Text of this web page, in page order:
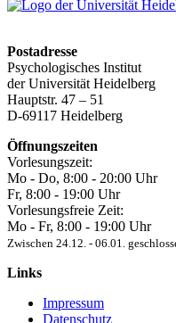
Postadresse
Psychologisches Institut
der Universität Heidelberg
Hauptstr. 47 – 51
D-69117 Heidelberg
Öffnungszeiten
Vorlesungszeit:
Mo - Do, 8:00 ‐ 20:00 Uhr
Fr, 8:00 ‐ 19:00 Uhr
Vorlesungsfreie Zeit:
Mo - Fr, 8:00 ‐ 19:00 Uhr
Zwischen 24.12. ‐ 06.01.
Links
Impressum
Datenschutz